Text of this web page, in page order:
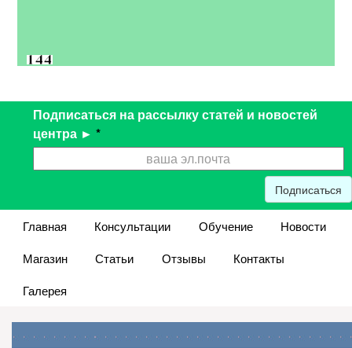
Подписаться на рассылку статей и новостей
центра ► *
Подписаться
Главная Консультации Обучение
Новости
Магазин
Статьи Отзывы
Контакты
Галерея